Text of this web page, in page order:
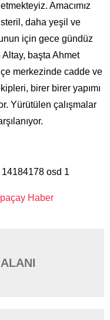
Amacımız
daha yeşil ve
için gece gündüz
Altay, başta Ahmet
merkezinde cadde ve
birer birer yapımı
Yürütülen çalışmalar
Haber